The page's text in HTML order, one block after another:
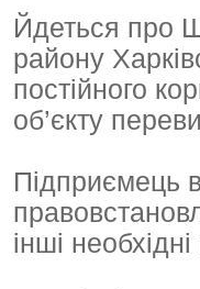
Йдеться про
району
постійного
об’єкту
Підприємець
інші